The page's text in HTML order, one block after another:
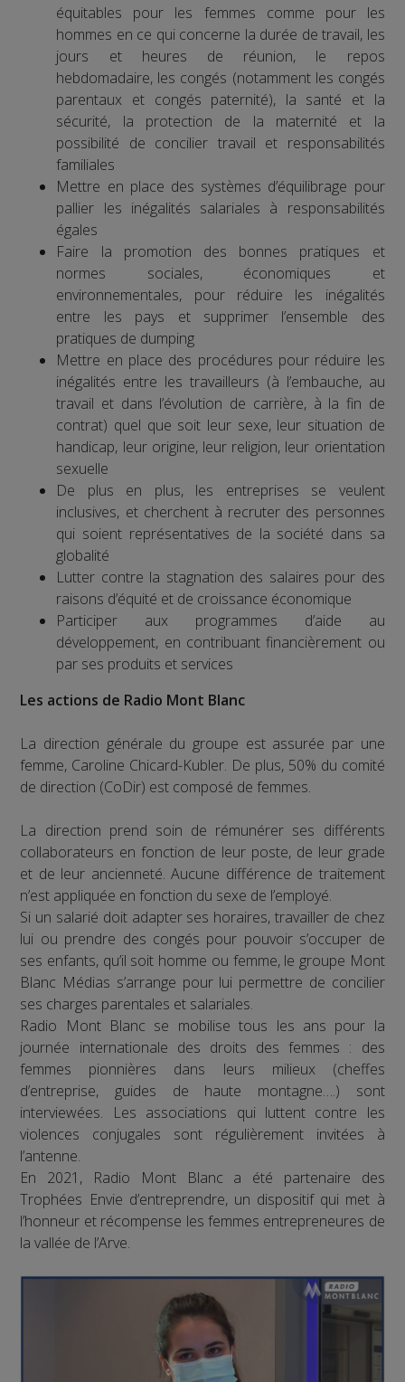
équitables pour les femmes comme pour les
hommes en ce qui concerne la durée de travail, les
jours et heures de réunion, le repos
hebdomadaire, les congés (notamment les congés
parentaux et congés paternité), la santé et la
sécurité, la protection de la maternité et la
possibilité de concilier travail et responsabilités
familiales
Mettre en place des systèmes d’équilibrage pour
pallier les inégalités salariales à responsabilités
égales
Faire la promotion des bonnes pratiques et
normes sociales, économiques et
environnementales, pour réduire les inégalités
entre les pays et supprimer l’ensemble des
pratiques de dumping
Mettre en place des procédures pour réduire les
inégalités entre les travailleurs (à l’embauche, au
travail et dans l’évolution de carrière, à la fin de
contrat) quel que soit leur sexe, leur situation de
handicap, leur origine, leur religion, leur orientation
sexuelle
De plus en plus, les entreprises se veulent
inclusives, et cherchent à recruter des personnes
qui soient représentatives de la société dans sa
globalité
Lutter contre la stagnation des salaires pour des
raisons d’équité et de croissance économique
Participer aux programmes d’aide au
développement, en contribuant financièrement ou
par ses produits et services
Les actions de Radio Mont Blanc
La direction générale du groupe est assurée par une
femme, Caroline Chicard-Kubler. De plus, 50% du comité
de direction (CoDir) est composé de femmes.
La direction prend soin de rémunérer ses différents
collaborateurs en fonction de leur poste, de leur grade
et de leur ancienneté. Aucune différence de traitement
n’est appliquée en fonction du sexe de l’employé.
Si un salarié doit adapter ses horaires, travailler de chez
lui ou prendre des congés pour pouvoir s’occuper de
ses enfants, qu’il soit homme ou femme, le groupe Mont
Blanc Médias s’arrange pour lui permettre de concilier
ses charges parentales et salariales.
Radio Mont Blanc se mobilise tous les ans pour la
journée internationale des droits des femmes : des
femmes pionnières dans leurs milieux (cheffes
d’entreprise, guides de haute montagne….) sont
interviewées. Les associations qui luttent contre les
violences conjugales sont régulièrement invitées à
l’antenne.
En 2021, Radio Mont Blanc a été partenaire des
Trophées Envie d’entreprendre, un dispositif qui met à
l’honneur et récompense les femmes entrepreneures de
la vallée de l’Arve.